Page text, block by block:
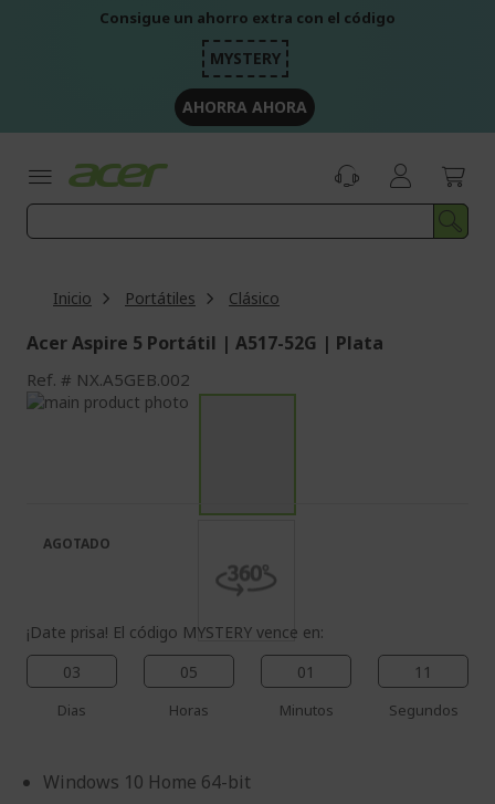
Consigue un ahorro extra con el código
MYSTERY
AHORRA AHORA
Inicio Portátiles Clásico
Acer Aspire 5 Portátil | A517-52G | Plata
Ref. NX.A5GEB.002
Saltar
imágenes
galería
¡Date prisa! El código MYSTERY vence en:
03
Dias
05
Horas
01
Minutos
10
Segundos
Windows 10 Home 64-bit
AGOTADO